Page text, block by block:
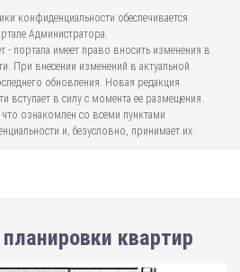
конфиденциальности обеспечивается
Администратора.
- портала имеет право вносить изменения в
При внесении изменений в актуальной
обновления. Новая редакция
вступает в силу с момента ее размещения.
ознакомлен со всеми пунктами
и, безусловно, принимает их.
квартир